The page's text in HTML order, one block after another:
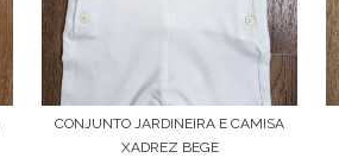
CONJUNTO JARDINEIRA E CAMISA
XADREZ BEGE